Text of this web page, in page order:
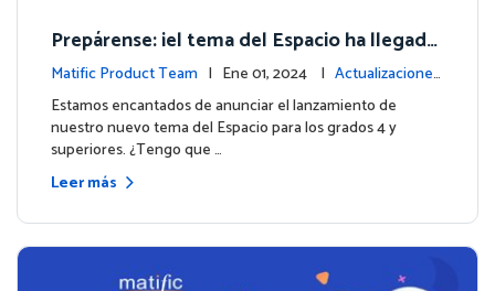
Prepárense: ¡el tema del Espacio ha llegado
para los grados 4 y superiores!
Matific Product Team | Ene 01, 2024 | Actualizaciones
de la plataforma
Estamos encantados de anunciar el lanzamiento de
nuestro nuevo tema del Espacio para los grados 4 y
superiores. ¿Tengo que …
Leer más